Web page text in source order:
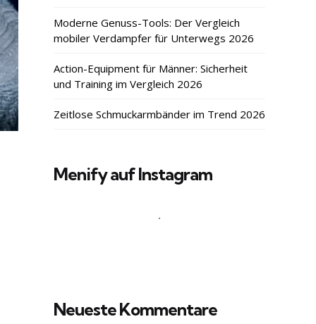
Moderne Genuss-Tools: Der Vergleich
mobiler Verdampfer für Unterwegs 2026
Action-Equipment für Männer: Sicherheit
und Training im Vergleich 2026
Zeitlose Schmuckarmbänder im Trend 2026
Menify auf Instagram
Neueste Kommentare